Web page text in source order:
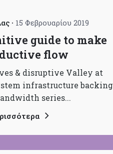
15 Φεβρουαρίου 2019
guide to make
flow
& disruptive Valley at
infrastructure backing
series...